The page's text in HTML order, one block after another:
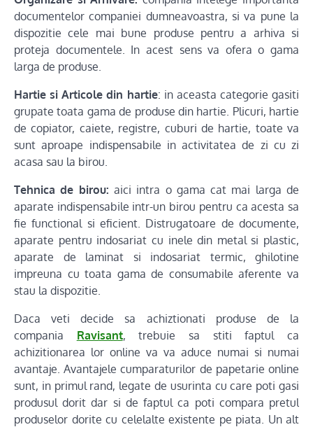
documentelor companiei dumneavoastra, si va pune la
dispozitie cele mai bune produse pentru a arhiva si
proteja documentele. In acest sens va ofera o gama
larga de produse.
Hartie si Articole din hartie: in aceasta categorie gasiti
grupate toata gama de produse din hartie. Plicuri, hartie
de copiator, caiete, registre, cuburi de hartie, toate va
sunt aproape indispensabile in activitatea de zi cu zi
acasa sau la birou.
Tehnica de birou: aici intra o gama cat mai larga de
aparate indispensabile intr-un birou pentru ca acesta sa
fie functional si eficient. Distrugatoare de documente,
aparate pentru indosariat cu inele din metal si plastic,
aparate de laminat si indosariat termic, ghilotine
impreuna cu toata gama de consumabile aferente va
stau la dispozitie.
Daca veti decide sa achiztionati produse de la
compania Ravisant, trebuie sa stiti faptul ca
achizitionarea lor online va va aduce numai si numai
avantaje. Avantajele cumparaturilor de papetarie online
sunt, in primul rand, legate de usurinta cu care poti gasi
produsul dorit dar si de faptul ca poti compara pretul
produselor dorite cu celelalte existente pe piata. Un alt